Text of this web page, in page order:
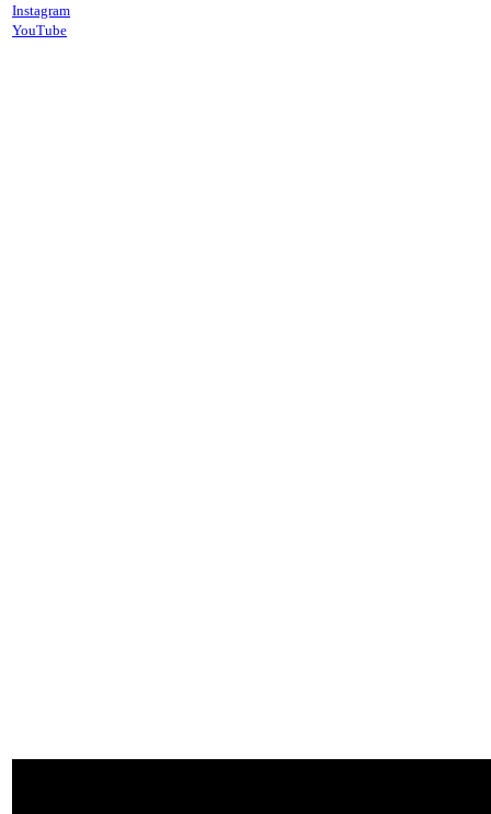
Instagram
YouTube